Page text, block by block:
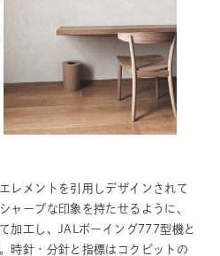
レメントを引用しデザインされて
ャープな印象を持たせるように、
加工し、JALボーイング777型機と
時針・分針と指標はコクピットの